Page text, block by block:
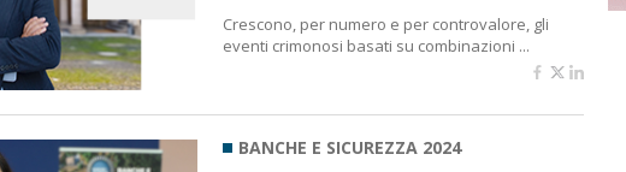
Crescono, per numero e per controvalore, gli
eventi crimonosi basati su combinazioni ...
BANCHE E SICUREZZA 2024